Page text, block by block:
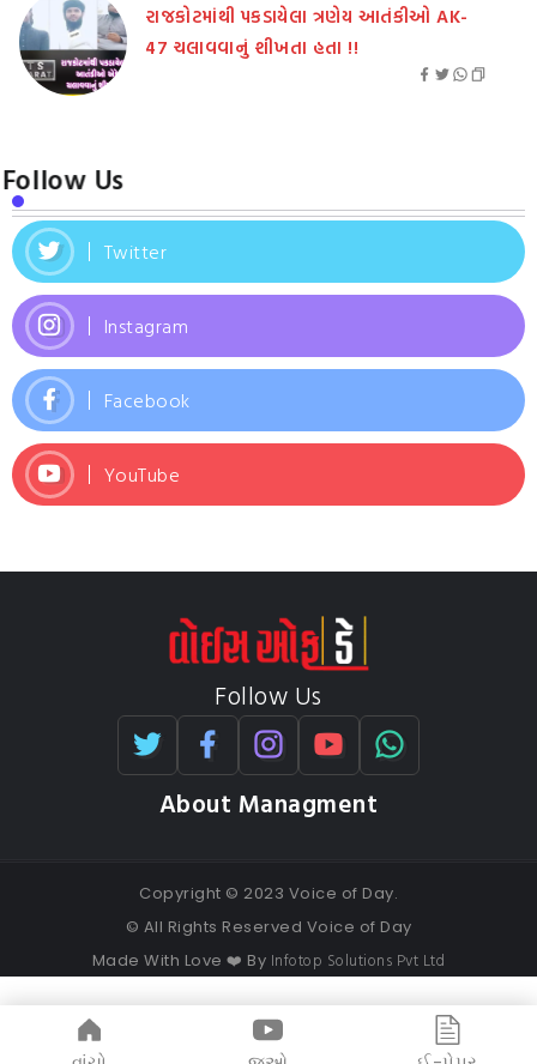
રાજકોટમાંથી પકડાયેલા ત્રણેય આતંકીઓ AK-
47 ચલાવવાનું શીખતા હતા !!
Follow Us
Twitter
Instagram
Facebook
YouTube
Follow Us
About Managment
Copyright © 2023 Voice of Day.
© All Rights Reserved Voice of Day
Made With Love ❤️ By Infotop Solutions Pvt Ltd